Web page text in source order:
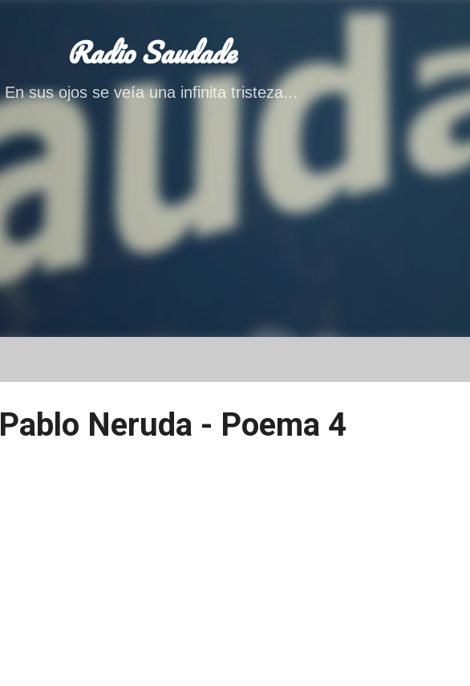
Ir al contenido principal
Radio Saudade
En sus ojos se veía una infinita tristeza...
Pablo Neruda - Poema 4